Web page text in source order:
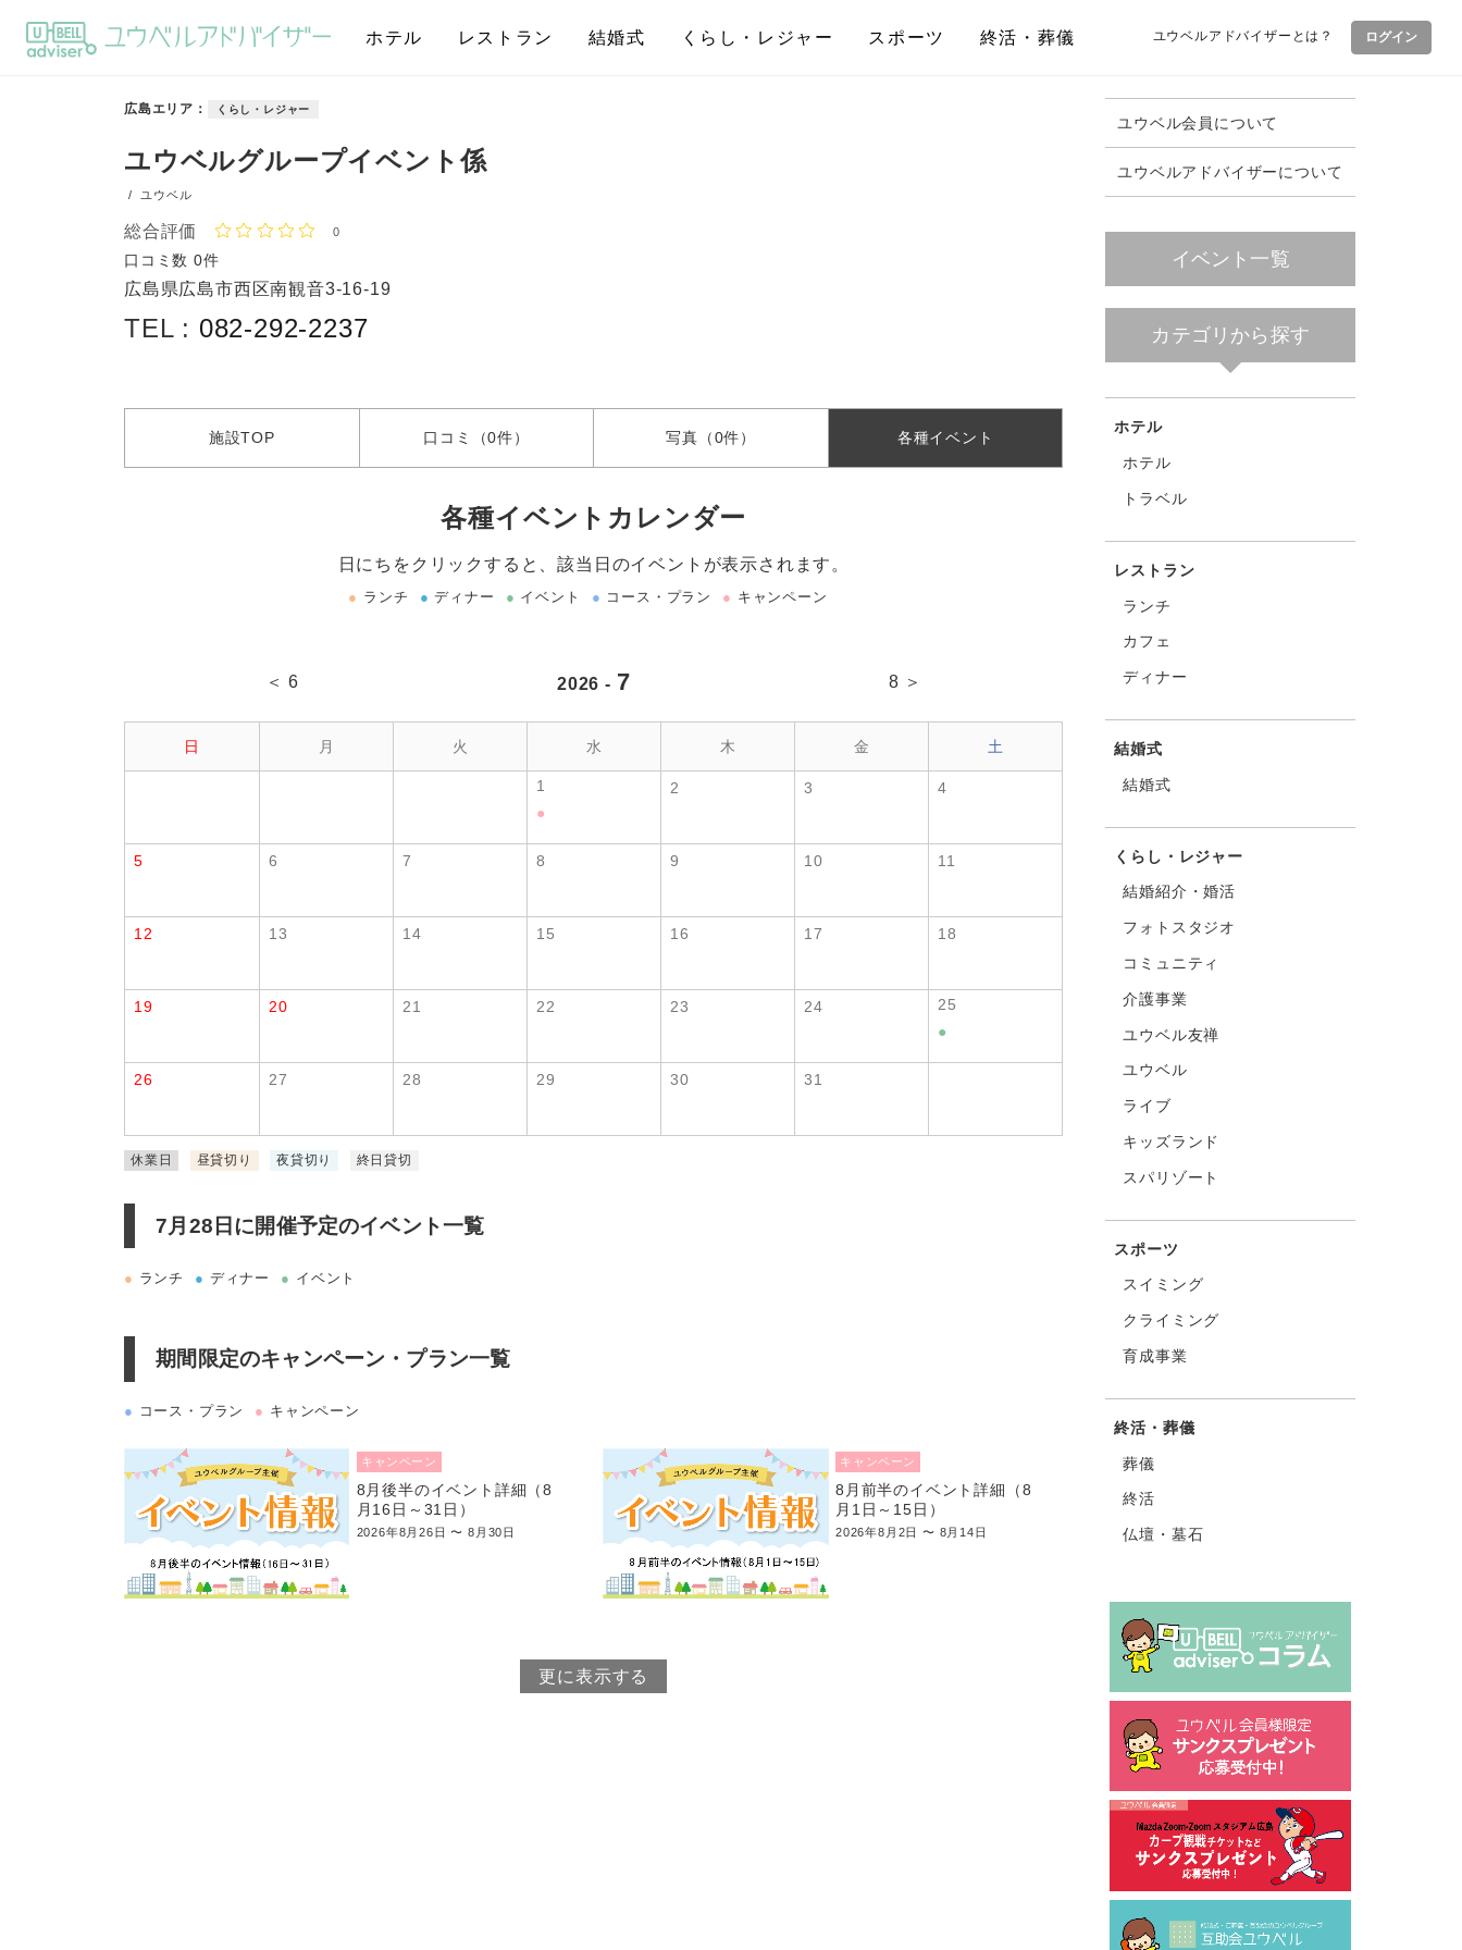
ホテル レストラン 結婚式 くらし・レジャー スポーツ 終活・葬儀 ユウベルアドバイザーとは？ ログイン
広島エリア くらし・レジャー
ユウベルグループイベント係
/ ユウベル
総合評価 0
口コミ数 0件
広島県広島市西区南観音3-16-19
TEL : 082-292-2237
施設TOP 口コミ （0件） 写真 （0件） 各種イベント
各種イベントカレンダー
日にちをクリックすると、該当日のイベントが表示されます。
● ランチ ● ディナー ● イベント ● コース・プラン ● キャンペーン
＜ 6 2026 - 7 8 ＞
日 月 火 水 木 金 土
1
●
2 3 4
5 6 7 8 9 10 11
12 13 14 15 16 17 18
19 20 21 22 23 24
25
●
26 27 28 29 30 31
休業日 昼貸切り 夜貸切り 終日貸切
7月28日に開催予定のイベント一覧
● ランチ ● ディナー ● イベント
期間限定のキャンペーン・プラン一覧
● コース・プラン ● キャンペーン
キャンペーン
8月後半のイベント詳細（8
月16日～31日）
2026年8月26日 〜 8月30日
キャンペーン
8月前半のイベント詳細（8
月1日～15日）
2026年8月2日 〜 8月14日
更に表示する
ユウベル会員について
ユウベルアドバイザーについて
イベント一覧
カテゴリから探す
ホテル
ホテル
トラベル
レストラン
ランチ
カフェ
ディナー
結婚式
結婚式
くらし・レジャー
結婚紹介・婚活
フォトスタジオ
コミュニティ
介護事業
ユウベル友禅
ユウベル
ライブ
キッズランド
スパリゾート
スポーツ
スイミング
クライミング
育成事業
終活・葬儀
葬儀
終活
仏壇・墓石